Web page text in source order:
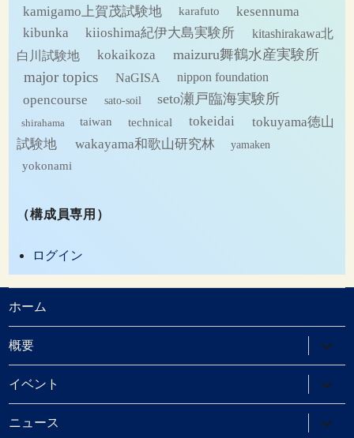
kamigamo上賀茂試験地 karafuto
kesennuma
kibunka
kiioshima紀伊大島実験所
kitashirakawa北
白川試験地
kokaikoza maizuru舞鶴水産実験所
major topics NaGISA nippon foundation
opencourse sato-soil seto瀬戸臨海実験所
shirahama taiwan technical tokeidai
tokuyama徳山
試験地
wakayama和歌山研究林
yamaken
yokonami
（構成員専用）
ログイン
ホーム
概要
ブ
メ
ニ
ュ
ー
を
展
イベント
ブ
メ
ニ
ュ
ニュース
ブ